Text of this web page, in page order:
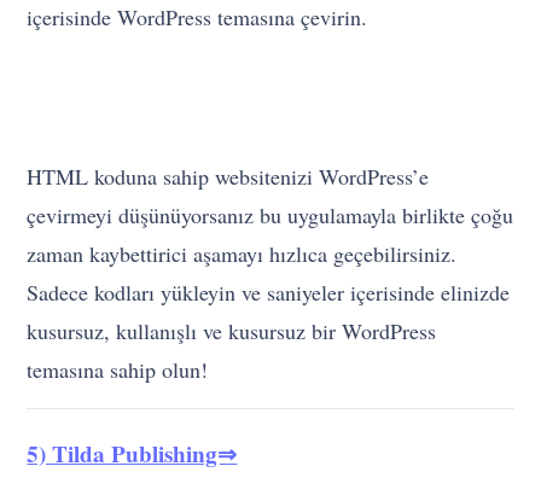
içerisinde WordPress temasına çevirin.
kodları yükleyin ve saniyeler içerisinde elinizde
kusursuz, kullanışlı ve kusursuz bir WordPress
temasına sahip olun!
5) Tilda Publishing⇒
oluşturmak üzerine oluşturmuş